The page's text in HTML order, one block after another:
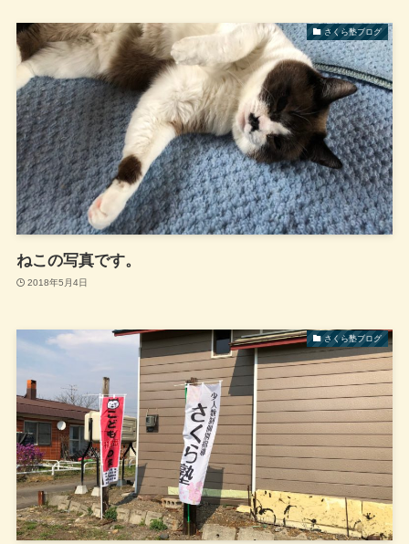
さくら塾ブログ
ねこの写真です。
2018年5月4日
さくら塾ブログ